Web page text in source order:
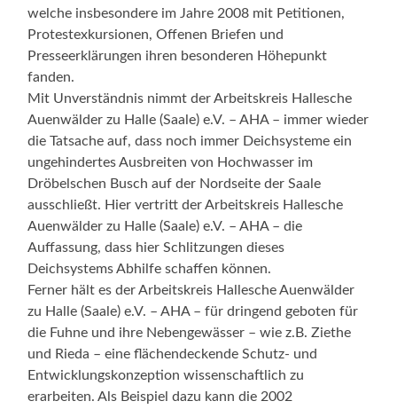
welche insbesondere im Jahre 2008 mit Petitionen,
Protestexkursionen, Offenen Briefen und
Presseerklärungen ihren besonderen Höhepunkt
fanden.
Mit Unverständnis nimmt der Arbeitskreis Hallesche
Auenwälder zu Halle (Saale) e.V. – AHA – immer wieder
die Tatsache auf, dass noch immer Deichsysteme ein
ungehindertes Ausbreiten von Hochwasser im
Dröbelschen Busch auf der Nordseite der Saale
ausschließt. Hier vertritt der Arbeitskreis Hallesche
Auenwälder zu Halle (Saale) e.V. – AHA – die
Auffassung, dass hier Schlitzungen dieses
Deichsystems Abhilfe schaffen können.
Ferner hält es der Arbeitskreis Hallesche Auenwälder
zu Halle (Saale) e.V. – AHA – für dringend geboten für
die Fuhne und ihre Nebengewässer – wie z.B. Ziethe
und Rieda – eine flächendeckende Schutz- und
Entwicklungskonzeption wissenschaftlich zu
erarbeiten. Als Beispiel dazu kann die 2002